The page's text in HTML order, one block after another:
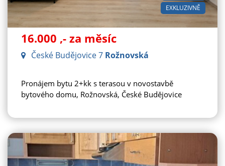
EXKLUZIVNĚ
16.000 ,- za měsíc
České Budějovice 7 Rožnovská
Pronájem bytu 2+kk s terasou v novostavbě
bytového domu, Rožnovská, České Budějovice